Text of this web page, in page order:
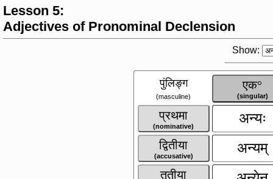
Lesson 5:
Adjectives of Pronominal Declension
Show:
पुंलिङ्ग
(masculine)
एक°
(singular)
प्रथमा
(nominative) अन्यः
द्वितीया
(accusative) अन्यम्
तृतीया